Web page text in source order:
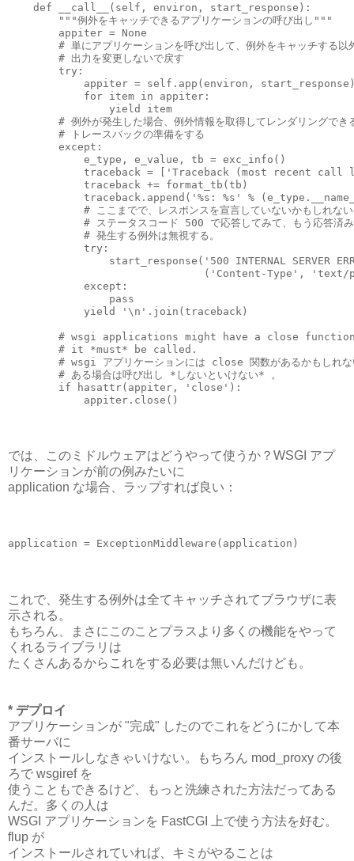
    def __call__(self, environ, start_response):
        """例外をキャッチできるアプリケーションの呼び出し"""
        appiter = None
# 単にアプリケーションを呼び出して、例外をキャッチする以
        # 出力を変更しないで戻す
        try:
appiter = self.app(environ,
            for item in appiter:
                yield item
# 例外が発生した場合、例外情報を取得してレンダリングでき
        # トレースバックの準備をする
        except:
            e_type, e_value, tb = exc_info()
traceback = ['Traceback (most recent call
            traceback += format_tb(tb)
traceback.append('%s: %s' %
# ここまでで、レスポンスを宣言していないかもしれな
# ステータスコード 500 で応答してみて、もう応答済
            # 発生する例外は無視する。
            try:
start_response('500 INTERNAL SERVER
('Content-Type', 'text/
            except:
                pass
            yield '\n'.join(traceback)
# wsgi applications might have a close
        # it *must* be called.
# wsgi アプリケーションには close 関数があるかもしれな
        # ある場合は呼び出し *しないといけない* 。
        if hasattr(appiter, 'close'):
では、このミドルウェアはどうやって使うか？WSGI アプ
リケーションが前の例みたいに
application な場合、ラップすれば良い：
これで、発生する例外は全てキャッチされてブラウザに表
示される。
もちろん、まさにこのことプラスより多くの機能をやって
くれるライブラリは
たくさんあるからこれをする必要は無いんだけども。
* デプロイ
アプリケーションが "完成" したのでこれをどうにかして本
番サーバに
インストールしなきゃいけない。もちろん mod_proxy の後
ろで wsgiref を
使うこともできるけど、もっと洗練された方法だってある
んだ。多くの人は
WSGI アプリケーションを FastCGI 上で使う方法を好む。
flup が
インストールされていれば、キミがやることは